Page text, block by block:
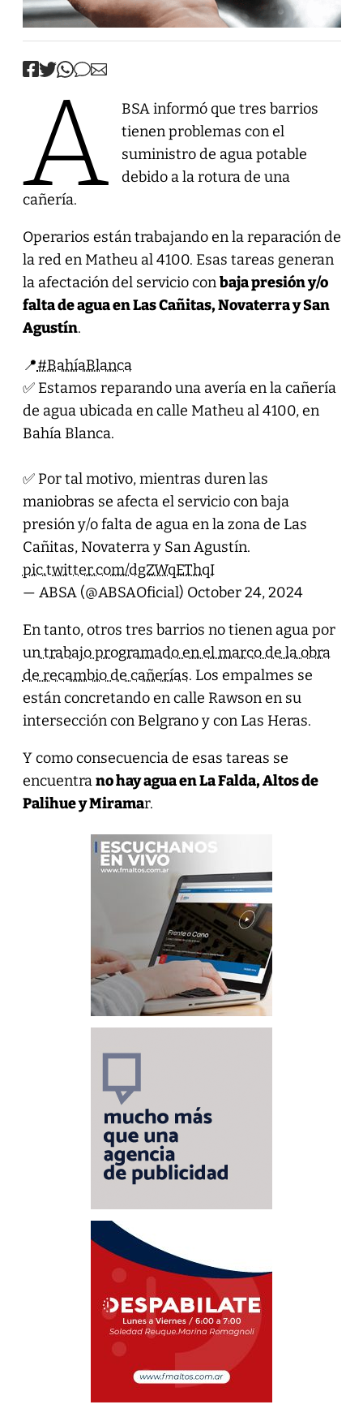
A
BSA informó que tres barrios
tienen problemas con el
suministro de agua potable
debido a la rotura de una
cañería.
Operarios están trabajando en la reparación de
la red en Matheu al 4100. Esas tareas generan
la afectación del servicio conbaja presión y/o
falta de agua en Las Cañitas, Novaterra y San
Agustín.
📍#BahíaBlanca
✅ Estamos reparando una avería en la cañería
de agua ubicada en calle Matheu al 4100, en
Bahía Blanca.
✅ Por tal motivo, mientras duren las
maniobras se afecta el servicio con baja
presión y/o falta de agua en la zona de Las
Cañitas, Novaterra y San Agustín.
pic.twitter.com/dgZWqEThqI
— ABSA (@ABSAOficial) October 24, 2024
En tanto, otros tres barrios no tienen agua por
untrabajo programado en el marco de la obra
de recambio de cañerías. Los empalmes se
están concretando en calle Rawson en su
intersección con Belgrano y con Las Heras.
Y como consecuencia de esas tareas se
encuentrano hay agua en La Falda, Altos de
Palihue y Miramar.